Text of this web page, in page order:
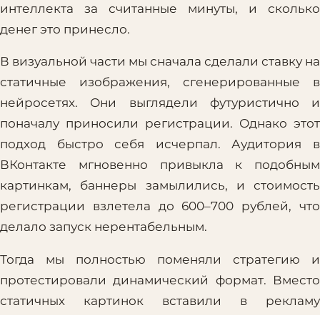
интеллекта за считанные минуты, и сколько
денег это принесло.
В визуальной части мы сначала сделали ставку на
статичные изображения, сгенерированные в
нейросетях. Они выглядели футуристично и
поначалу приносили регистрации. Однако этот
подход быстро себя исчерпал. Аудитория в
ВКонтакте мгновенно привыкла к подобным
картинкам, баннеры замылились, и стоимость
регистрации взлетела до 600–700 рублей, что
делало запуск нерентабельным.
Тогда мы полностью поменяли стратегию и
протестировали динамический формат. Вместо
статичных картинок вставили в рекламу